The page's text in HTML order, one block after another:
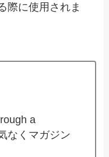
際に使用されま
a
なくマガジン